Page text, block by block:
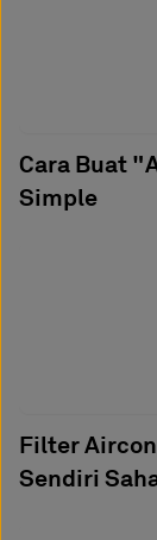
Cara Buat
Simple
Filter
Sendiri